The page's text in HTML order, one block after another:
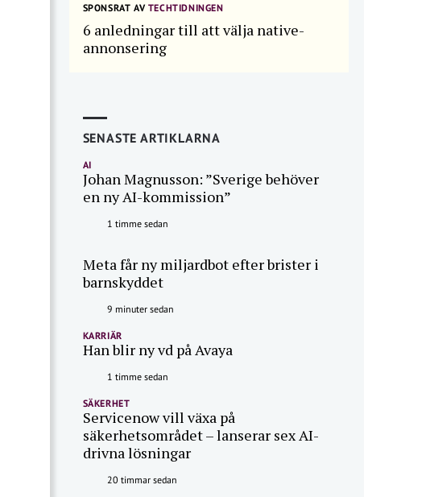
SPONSRAT AVTECHTIDNINGEN
6 anledningar till att välja native-
annonsering
SENASTE ARTIKLARNA
AI
Johan Magnusson: ”Sverige behöver
en ny AI-kommission”
1 timme sedan
Meta får ny miljardbot efter brister i
barnskyddet
9 minuter sedan
KARRIÄR
Han blir ny vd på Avaya
1 timme sedan
SÄKERHET
Servicenow vill växa på
säkerhetsområdet – lanserar sex AI-
drivna lösningar
20 timmar sedan